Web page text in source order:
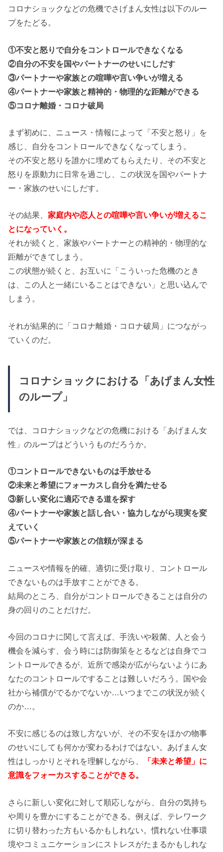
コロナショックなどの危機でさげまん女性は以下のルー
プをたどる。
①不安と怒りで自分をコントロールできなくなる
②自分の不安を国やパートナーのせいにしだす
③パートナーや家族との喧嘩や言い争いが増える
④パートナーや家族と精神的・物理的な距離ができる
⑤コロナ離婚・コロナ破局
まず初めに、ニュース・情報によって「不安と怒り」を
感じ、自分をコントロールできなくなってしまう。
その不安と怒りを誰かに埋めてもらえたり、その不安と
怒りを原動力に日常を過ごし、この状況を国やパートナ
ー・家族のせいにしだす。
その結果、家庭内や恋人との喧嘩や言い争いが増えるこ
とになっていく。
それが続くと、家族やパートナーとの精神的・物理的な
距離ができてしまう。
この状態が続くと、お互いに「こういった危機のとき
は、この人と一緒にいることはできない」と思い込んで
しまう。
それが結果的に「コロナ離婚・コロナ破局」につながっ
ていくのだ。
コロナショックにおける「あげまん女性
のループ」
では、コロナショックなどの危機における「あげまん女
性」のループはどういうものだろうか。
①コントロールできないものは手放せる
②未来と希望にフォーカスし自分を満たせる
③新しい変化に適応できる道を探す
④パートナーや家族と話し合い・協力しながら現実を変
えていく
⑤パートナーや家族との信頼が深まる
ニュースや情報を的確、適切に受け取り、コントロール
できないものは手放すことができる。
結局のところ、自分がコントロールできることは自分の
身の回りのことだけだ。
今回のコロナに関して言えば、手洗いや殺菌、人と会う
機会を減らす、会う時には防御策をとるなどは自身でコ
ントロールできるが、近所で感染が広がらないようにあ
なたのコントロールですることは難しいだろう。国や会
社から補償がでるかでないか…いつまでこの状況が続く
のか…。
不安に感じるのは致し方ないが、その不安をほかの物事
のせいにしても何かが変わるわけではない。あげまん女
性はしっかりとそれを理解しながら、
「未来と希望」に
意識をフォーカスすることができる。
さらに新しい変化に対して順応しながら、自分の気持ち
や周りを豊かにすることができる。例えば、テレワーク
に切り替わった方もいるかもしれない。慣れない仕事環
境やコミュニケーションにストレスがたまるかもしれな